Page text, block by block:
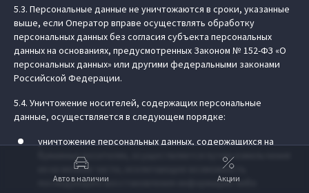
5.3. Персональные данные не уничтожаются в сроки, указанные
выше, если Оператор вправе осуществлять обработку
персональных данных без согласия субъекта персональных
данных на основаниях, предусмотренных Законом № 152-ФЗ «О
персональных данных» или другими федеральными законами
Российской Федерации.
5.4. Уничтожение носителей, содержащих персональные
данные, осуществляется в следующем порядке:
уничтожение персональных данных, содержащихся на
бумажных носителях, осуществляется путем измельчения
их на мелкие части, исключающие возможность
последующего восстановления информации либо
Авто в наличии Акции